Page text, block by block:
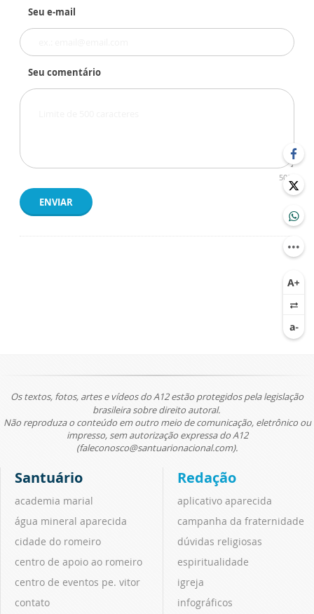
Seu e-mail
Seu comentário
500
ENVIAR
Os textos, fotos, artes e vídeos do A12 estão protegidos pela legislação
brasileira sobre direito autoral.
Não reproduza o conteúdo em outro meio de comunicação, eletrônico ou
impresso, sem autorização expressa do A12
(faleconosco@santuarionacional.com).
Santuário
academia marial
água mineral aparecida
cidade do romeiro
centro de apoio ao romeiro
centro de eventos pe. vitor
contato
Redação
aplicativo aparecida
campanha da fraternidade
dúvidas religiosas
espiritualidade
igreja
infográficos